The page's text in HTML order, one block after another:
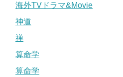
海外TVドラマ&Movie
神道
禅
算命学
算命学